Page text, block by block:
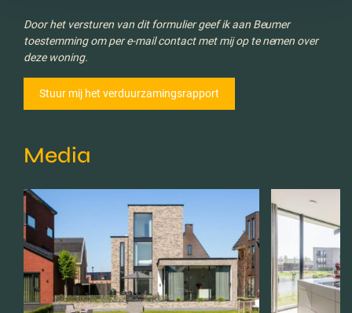
Door het versturen van dit formulier geef ik aan Beumer
toestemming om per e-mail contact met mij op te nemen over
deze woning.
Media